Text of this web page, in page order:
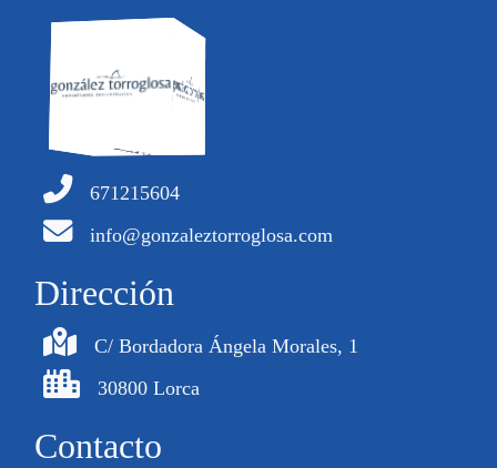
671215604
info@gonzaleztorroglosa.com
Dirección
C/ Bordadora Ángela Morales, 1
30800 Lorca
Contacto